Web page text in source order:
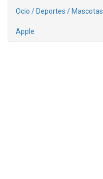
Ocio / Deportes / Mascotas
Apple